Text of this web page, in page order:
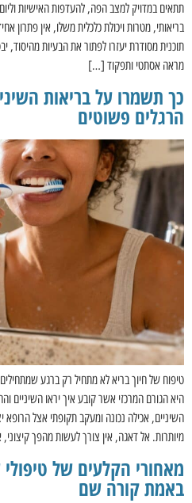
תתאים במדויק למצב הפה, להעדפות האישיות
בריאותי, מטרות ויכולת כלכלית משלו, אין פתרון
תוכנית מסודרת יעזרו לפתור את הבעיות מהיסוד,
מראה אסתטי ותפקוד […]
כך תשמרו על בריאות
הרגלים פשוטים
טיפוח של חיוך בריא לא מתחיל רק ברגע
היא הגורם המרכזי אשר קובע איך יראו השיניים
השיניים, אכילה נכונה ומעקב תקופתי אצל הרופא
מיותרות. אל דאגה, אין צורך לעשות מהפך
מאחורי הקלעים של
באמת קורה שם